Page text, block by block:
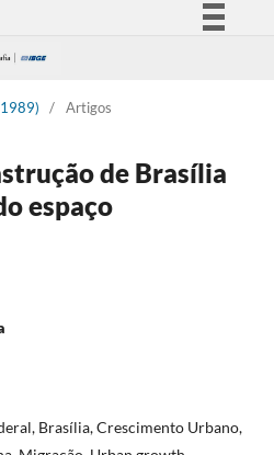
Participe
Legislação
Canais
/ Artigos
de Brasília
espaço
Brasília, Crescimento Urbano,